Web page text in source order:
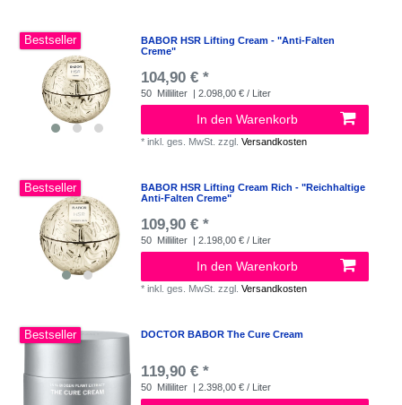
Bestseller
BABOR HSR Lifting Cream - "Anti-Falten
Creme"
104,90 € *
50 Milliliter | 2.098,00 € / Liter
In den Warenkorb
*inkl. ges. MwSt. zzgl.Versandkosten
Bestseller
BABOR HSR Lifting Cream Rich - "Reichhaltige
Anti-Falten Creme"
109,90 € *
50 Milliliter | 2.198,00 € / Liter
In den Warenkorb
*inkl. ges. MwSt. zzgl.Versandkosten
Bestseller DOCTOR BABOR The Cure Cream
119,90 € *
50 Milliliter | 2.398,00 € / Liter